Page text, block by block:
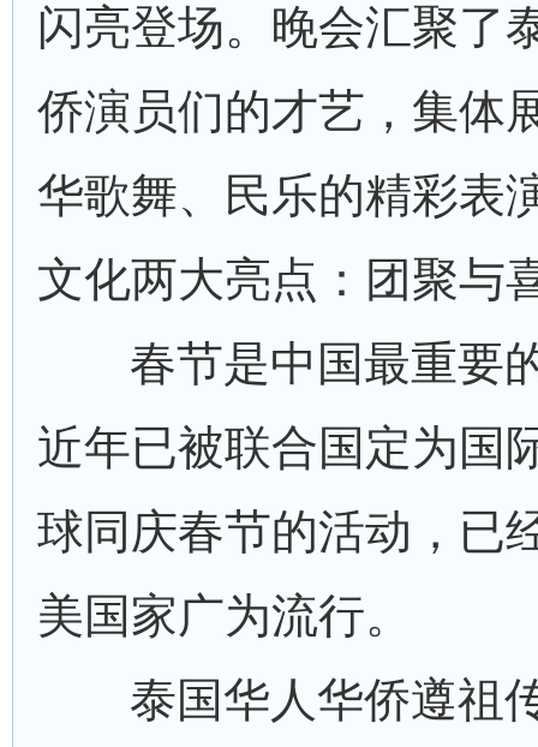
闪亮登场。晚会汇聚了
侨演员们的才艺，集体
华歌舞、民乐的精彩表
文化两大亮点：团聚与
春节是中国最重要
近年已被联合国定为国
球同庆春节的活动，已
美国家广为流行。
泰国华人华侨遵祖